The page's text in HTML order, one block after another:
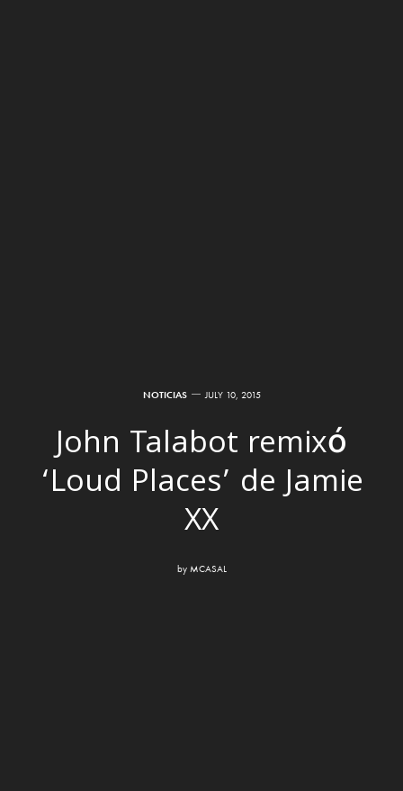
NOTICIAS JULY 10, 2015
John Talabot remixó
‘Loud Places’ de Jamie
XX
by MCASAL